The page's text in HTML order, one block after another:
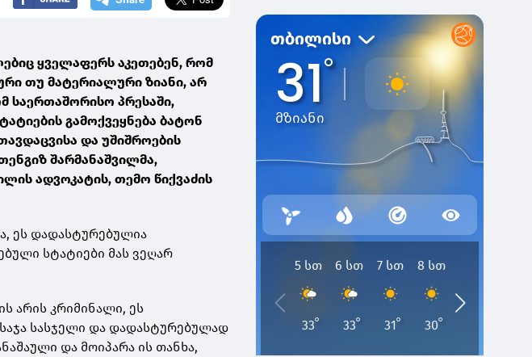
ყველაფერს აკეთებენ, რომ
თუ მატერიალური ზიანი, არ
საერთაშორისო პრესაში,
გამოქვეყნება ბატონ
და უშიშროების
შარმანაშვილმა,
ადვოკატის, თემო წიქვაძის
ეს დადასტურებულია
სტატიები მას ვეღარ
არის კრიმინალი, ეს
სასჯელი და დადასტურებულად
და მოიპარა ის თანხა,